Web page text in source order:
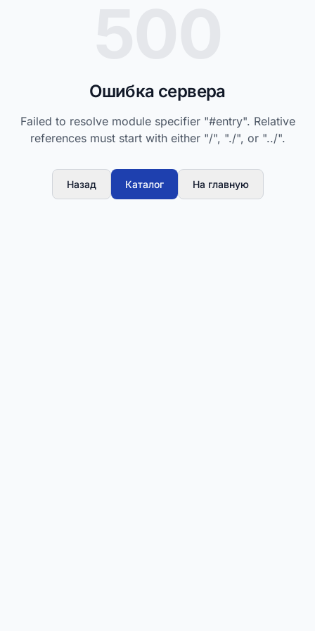
Ошибка сервера
Failed to resolve module specifier "#entry". Relative
references must start with either "/", "./", or "../".
Назад Каталог На главную